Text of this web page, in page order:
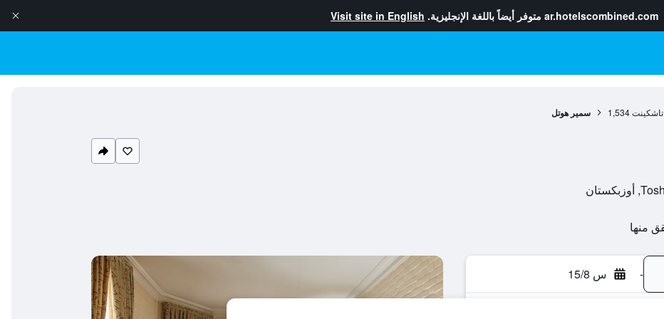
ar.hotelscombined.com متوفر أيضاً باللغة الإنجليزية. Visit site in English
تاشكينت 1,534 سمير هوتل
- س 15/8